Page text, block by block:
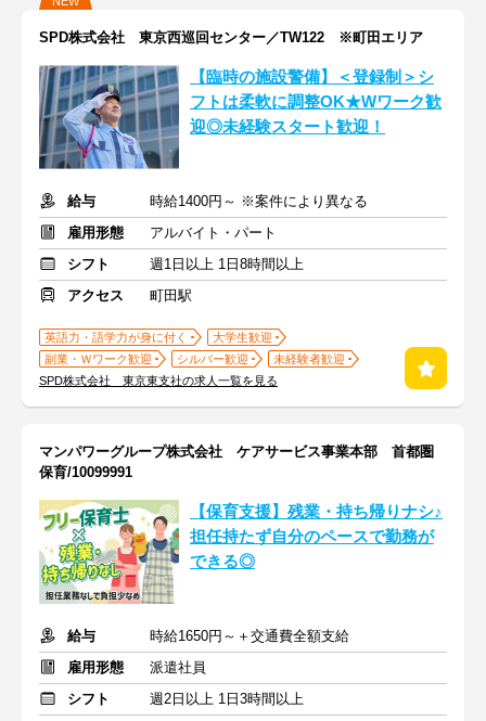
SPD株式会社 東京西巡回センター／TW122 ※町田エリア
【臨時の施設警備】＜登録制＞シ
フトは柔軟に調整OK★Wワーク歓
迎◎未経験スタート歓迎！
給与
時給1400円～ ※案件により異なる
雇用形態
アルバイト・パート
シフト
週1日以上 1日8時間以上
アクセス
町田駅
英語力・語学力が身に付く
大学生歓迎
副業・Ｗワーク歓迎
シルバー歓迎
未経験者歓迎
SPD株式会社 東京東支社の求人一覧を見る
マンパワーグループ株式会社 ケアサービス事業本部 首都圏
保育/10099991
【保育支援】残業・持ち帰りナシ♪
担任持たず自分のペースで勤務が
できる◎
給与
時給1650円～＋交通費全額支給
雇用形態
派遣社員
シフト
週2日以上 1日3時間以上